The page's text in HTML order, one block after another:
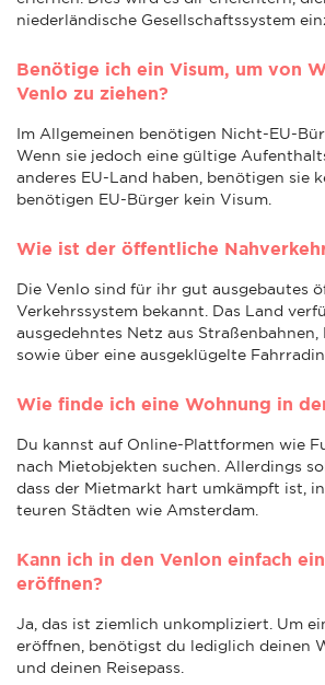
niederländische Gesellschaftssystem
Benötige ich ein Visum, um von
Venlo zu ziehen?
Im Allgemeinen benötigen Nicht-EU-
Wenn sie jedoch eine gültige
anderes EU-Land haben, benötigen sie
benötigen EU-Bürger kein Visum.
Wie ist der öffentliche
Die Venlo sind für ihr gut ausgebautes
Verkehrssystem bekannt. Das Land
ausgedehntes Netz aus Straßenbahnen,
sowie über eine ausgeklügelte
Wie finde ich eine Wohnung in
Du kannst auf Online-Plattformen wie
nach Mietobjekten suchen. Allerdings
dass der Mietmarkt hart umkämpft ist,
teuren Städten wie Amsterdam.
Kann ich in den Venlon einfach
eröffnen?
Ja, das ist ziemlich unkompliziert. Um
eröffnen, benötigst du lediglich deinen
und deinen Reisepass.